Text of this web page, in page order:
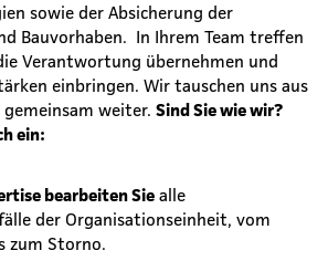
sowie der Absicherung der
Bauvorhaben. In Ihrem Team treffen
Verantwortung übernehmen und
einbringen. Wir tauschen uns aus
weiter. Sind Sie wie wir?
ein:
bearbeiten Siealle
der Organisationseinheit, vom
zum Storno.